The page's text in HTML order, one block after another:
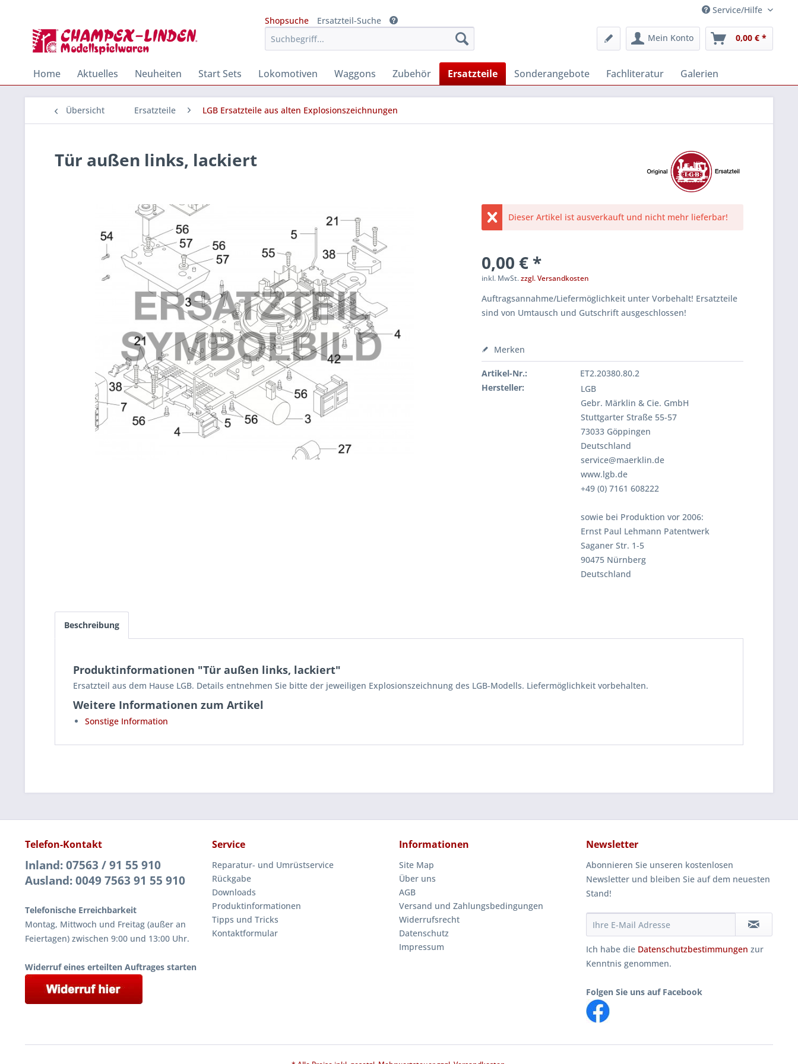
Service/Hilfe
Shopsuche
Ersatzteil-Suche
Mein Konto
0,00 € *
Home Aktuelles Neuheiten Start Sets Lokomotiven Waggons Zubehör Ersatzteile Sonderangebote Fachliteratur Galerien
Übersicht Ersatzteile LGB Ersatzteile aus alten Explosionszeichnungen
Tür außen links, lackiert
Dieser Artikel ist ausverkauft und nicht mehr lieferbar!
0,00 € *
inkl. MwSt.zzgl. Versandkosten
Auftragsannahme/Liefermöglichkeit unter Vorbehalt! Ersatzteile
sind von Umtausch und Gutschrift ausgeschlossen!
Merken
Artikel-Nr.:
ET2.20380.80.2
Hersteller:
LGB
Gebr. Märklin & Cie. GmbH
Stuttgarter Straße 55-57
73033 Göppingen
Deutschland
service@maerklin.de
www.lgb.de
+49 (0) 7161 608222
sowie bei Produktion vor 2006:
Ernst Paul Lehmann Patentwerk
Saganer Str. 1-5
90475 Nürnberg
Deutschland
Beschreibung
Produktinformationen "Tür außen links, lackiert"
Ersatzteil aus dem Hause LGB. Details entnehmen Sie bitte der jeweiligen Explosionszeichnung des LGB-Modells. Liefermöglichkeit vorbehalten.
Weitere Informationen zum Artikel
Sonstige Information
Telefon-Kontakt
Inland: 07563 / 91 55 910
Ausland: 0049 7563 91 55 910
Telefonische Erreichbarkeit
Montag, Mittwoch und Freitag (außer an
Feiertagen) zwischen 9:00 und 13:00 Uhr.
Widerruf eines erteilten Auftrages starten
Service
Reparatur- und Umrüstservice
Rückgabe
Downloads
Produktinformationen
Tipps und Tricks
Kontaktformular
Informationen
Site Map
Über uns
AGB
Versand und Zahlungsbedingungen
Widerrufsrecht
Datenschutz
Impressum
Newsletter
Abonnieren Sie unseren kostenlosen
Newsletter und bleiben Sie auf dem neuesten
Stand!
Ich habe die Datenschutzbestimmungen zur
Kenntnis genommen.
Folgen Sie uns auf Facebook